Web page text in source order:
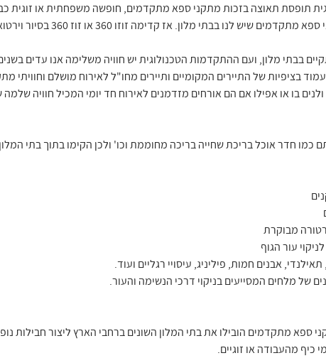
תופסת תאוצה בזכות מתקני ספא מתקדמים, חופשה משפחתית או זוגית
לנו בבתי מלון. אז קדימה זוזו 360 או זוז 360 בסיור וירטואלי
בבתי מלון, ועם ההתקדמות הטכנולוגית יש חוויה משלימה אנו עדים
בציפיות של התיירים המקומיים ותיירים מחו"ל לאירוח מושלם וחוויתי
בו או אפילו אם הם אורחים מזדמנים לאירוח חד יומי המכיל חוויה
כמו חדר אוכל בריכת שחייה בריכה מחוממת וכו' ולכן הקימו בתוך בתי
מבוקרת
עור הגוף
תאילנדי, אבנים חמות, פיליניג, עיסויי רגליים ועוד.
של מלחים המסייעים בניקוי דרכי הנשימה והעור.
ספא מתקדמים הובילו את בתי המלון השונים ברחבי הארץ ליצור חבילות
כיף מהעבודה או זוגיים.